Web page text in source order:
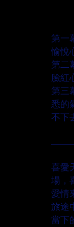
第一
愉悅
第二
臉紅
第三
悉的
不下
喜愛
場，
愛情
旅途
當下